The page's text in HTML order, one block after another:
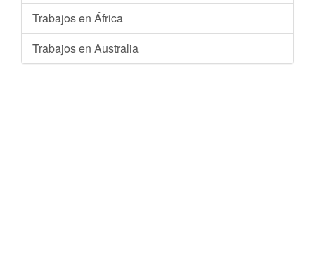
Trabajos en África
Trabajos en Australia